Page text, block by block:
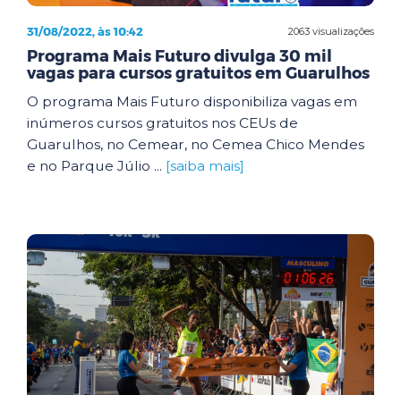
2063 visualizações
31/08/2022, às 10:42
Programa Mais Futuro divulga 30 mil
vagas para cursos gratuitos em Guarulhos
O programa Mais Futuro disponibiliza vagas em
inúmeros cursos gratuitos nos CEUs de
Guarulhos, no Cemear, no Cemea Chico Mendes
e no Parque Júlio ... [saiba mais]